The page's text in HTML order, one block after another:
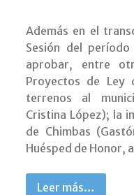
Además en el
Sesión del
aprobar, entre
Proyectos de Ley
terrenos al
Cristina López); la
de Chimbas
Huésped de Honor,
Leer más…